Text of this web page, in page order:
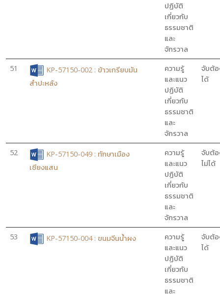
ปฏิบัติ
เกี่ยวกับ
ธรรมชาติ
และ
จักรวาล
51
KP-57150-002 : ข้าวเกรียบมัน
สำปะหลัง
ความรู้
และแนว
ปฏิบัติ
เกี่ยวกับ
ธรรมชาติ
และ
จักรวาล
จับต้
ได้
52
KP-57150-049 : ทักษาเมือง
เชียงแสน
ความรู้
และแนว
ปฏิบัติ
เกี่ยวกับ
ธรรมชาติ
และ
จักรวาล
จับต้
ไม่ได้
53 KP-57150-004 : ขนมจีนน้ำผง
ความรู้
และแนว
ปฏิบัติ
เกี่ยวกับ
ธรรมชาติ
และ
จับต้
ได้